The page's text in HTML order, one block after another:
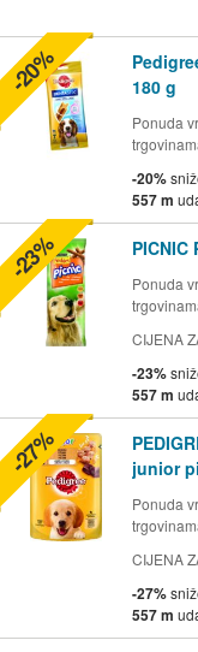
180 g
Ponuda
-20%
557 m
-20%
PICNIC
Ponuda
CIJENA
-23%
557 m
-23%
junior
Ponuda
CIJENA
-27%
557 m
-27%